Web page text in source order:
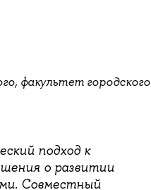
факультет городского
подход к
о развитии
Совместный